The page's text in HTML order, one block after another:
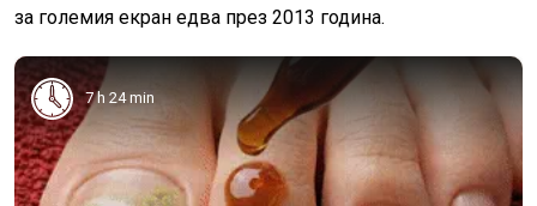
за големия екран едва през 2013 година.
7 h 24 min